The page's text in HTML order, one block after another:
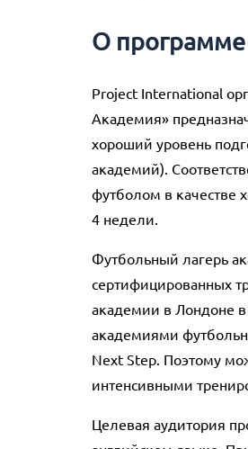
О программе
Project International
Академия»
хороший уровень
академий).
футболом в качестве
4 недели.
Футбольный лагерь
сертифицированных
академии в Лондоне в
академиями
Next Step. Поэтому
интенсивными
Целевая аудитория